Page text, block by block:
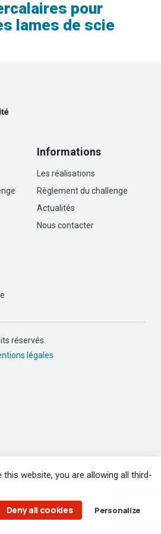
pour
lames de scie
Informations
Les réalisations
Règlement du challenge
Actualités
Nous contacter
réservés.
légales
website, you are allowing all third-
Deny all cookies Personalize